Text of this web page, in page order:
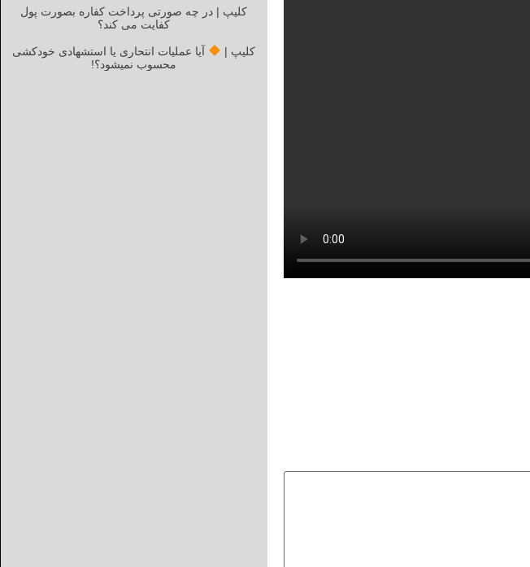
کلیپ | در چه صورتی پرداخت کفاره بصورت پول
کفایت می کند؟
کلیپ |
آیا عملیات انتحاری یا استشهادی خودکشی
محسوب نمیشود؟!